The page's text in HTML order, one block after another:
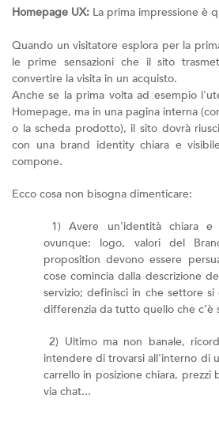
Homepage UX: La prima impressione è
Quando un visitatore esplora per la
le prime sensazioni che il sito
convertire la visita in un acquisto.
Anche se la prima volta ad esempio
Homepage, ma in una pagina interna
o la scheda prodotto), il sito dovrà
con una brand identity chiara e
compone.
Ecco cosa non bisogna dimenticare:
1) Avere un'identità chiara
ovunque: logo, valori del
proposition devono essere
cose comincia dalla descrizione
servizio; definisci in che settore
differenzia da tutto quello che c’è
2) Ultimo ma non banale,
intendere di trovarsi all'interno di
carrello in posizione chiara, prezzi
via chat...